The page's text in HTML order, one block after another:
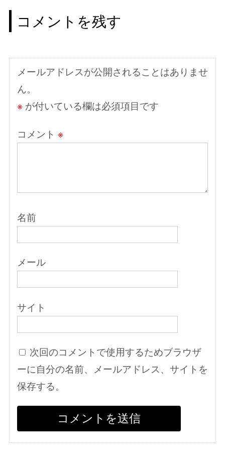
ゲ
ー
ョ
ン
コメントを残す
メールアドレスが公開されることはありませ
ん。
※が付いている欄は必須項目です
コメント ※
名前
メール
サイト
次回のコメントで使用するためブラウザ
ーに自分の名前、メールアドレス、サイトを
保存する。